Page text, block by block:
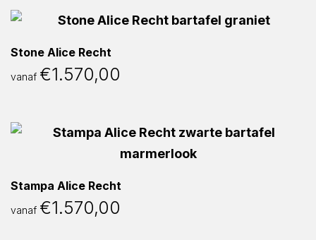
Stone Alice Recht
vanaf €1.570,00
Stampa Alice Recht
vanaf €1.570,00